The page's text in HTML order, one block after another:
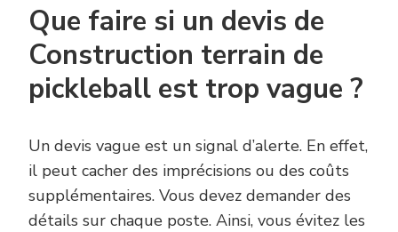
Que faire si un devis de
Construction terrain de
pickleball est trop vague ?
Un devis vague est un signal d’alerte. En effet,
il peut cacher des imprécisions ou des coûts
supplémentaires. Vous devez demander des
détails sur chaque poste. Ainsi, vous évitez les